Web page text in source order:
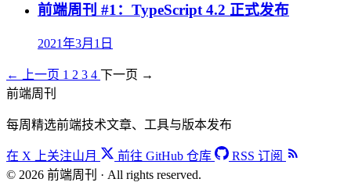
前端周刊 #1：TypeScript 4.2 正式发布
2021年3月1日
← 上一页 1 2 3 4
下一页 →
前端周刊
每周精选前端技术文章、工具与版本发布
在 X 上关注山月 前往 GitHub 仓库
RSS 订阅
© 2026 前端周刊 · All rights reserved.